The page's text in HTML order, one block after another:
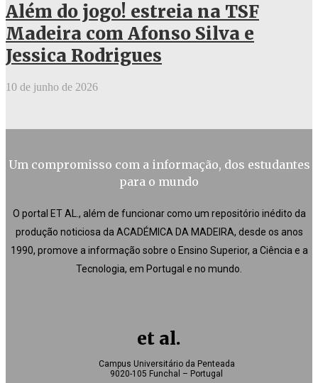
Além do jogo! estreia na TSF
Madeira com Afonso Silva e
Jessica Rodrigues
10 de junho de 2026
Um compromisso com a informação, dos estudantes
para o mundo
O portal ET AL., além de funcionar como um repositório inédito da
produção noticiosa da ACADÉMICA DA MADEIRA, desde os anos
1990, promove a informação sobre o Ensino Superior, a Ciência e a
Tecnologia, em Portugal e no mundo.
et al.
Campus Universitário da Penteada
9020-105 Funchal – Portugal